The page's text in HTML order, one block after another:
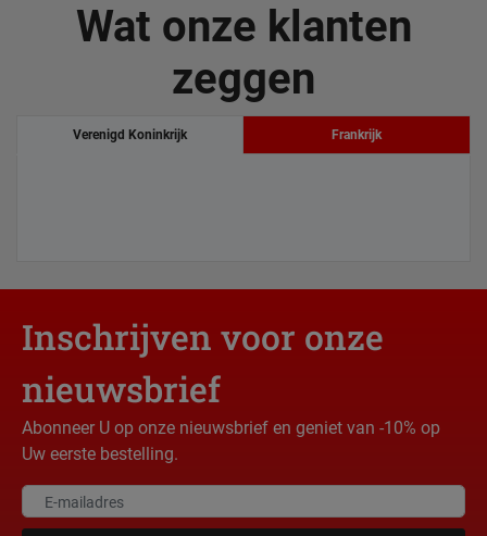
Wat onze klanten
zeggen
Verenigd Koninkrijk Frankrijk
Inschrijven voor onze
nieuwsbrief
Abonneer U op onze nieuwsbrief en geniet van -10% op
Uw eerste bestelling.